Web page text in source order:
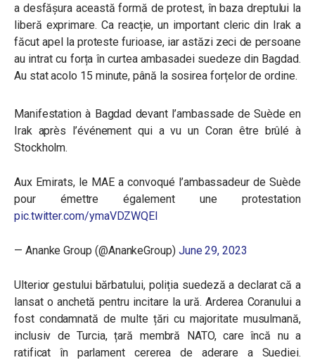
a desfășura această formă de protest, în baza dreptului la
liberă exprimare. Ca reacție, un important cleric din Irak a
făcut apel la proteste furioase, iar astăzi zeci de persoane
au intrat cu forța în curtea ambasadei suedeze din Bagdad.
Au stat acolo 15 minute, până la sosirea forțelor de ordine.
Manifestation à Bagdad devant l’ambassade de Suède en
Irak après l’événement qui a vu un Coran être brûlé à
Stockholm.
Aux Emirats, le MAE a convoqué l’ambassadeur de Suède
pour émettre également une protestation
pic.twitter.com/ymaVDZWQEI
— Ananke Group (@AnankeGroup) June 29, 2023
Ulterior gestului bărbatului, poliția suedeză a declarat că a
lansat o anchetă pentru incitare la ură. Arderea Coranului a
fost condamnată de multe țări cu majoritate musulmană,
inclusiv de Turcia, țară membră NATO, care încă nu a
ratificat în parlament cererea de aderare a Suediei.